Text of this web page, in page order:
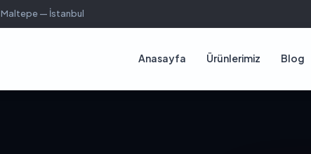
Maltepe — İstanbul
Anasayfa Ürünlerimiz Blog